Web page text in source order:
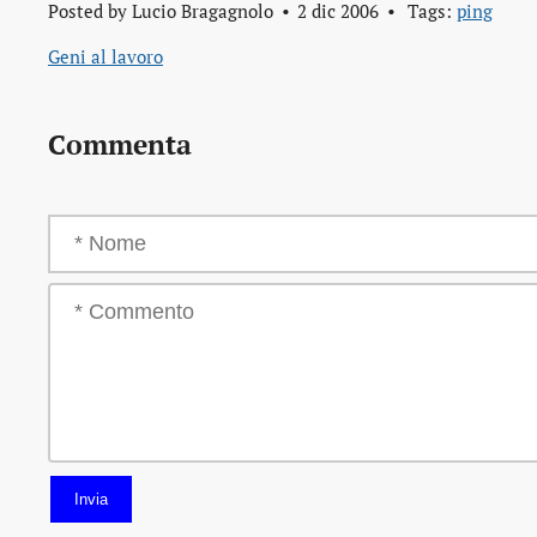
Posted by Lucio Bragagnolo 2 dic 2006 Tags: ping
Geni al lavoro
Commenta
Invia